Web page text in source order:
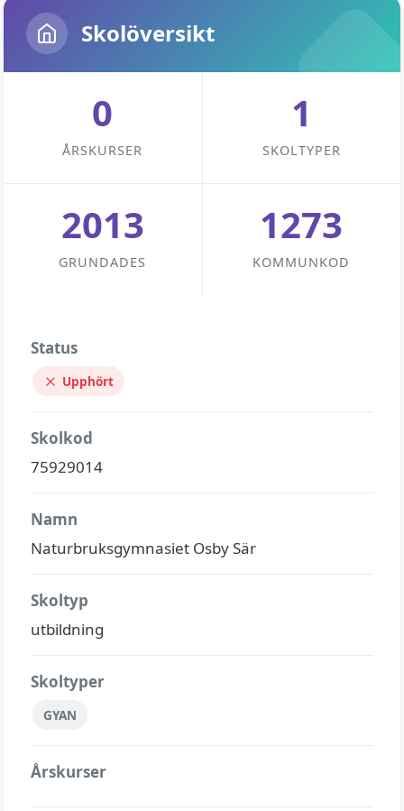
Skolöversikt
0
ÅRSKURSER
1
SKOLTYPER
2013
GRUNDADES
1273
KOMMUNKOD
Status
Upphört
Skolkod
75929014
Namn
Naturbruksgymnasiet Osby Sär
Skoltyp
utbildning
Skoltyper
GYAN
Årskurser